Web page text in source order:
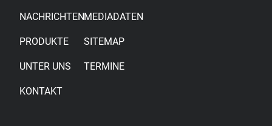
NACHRICHTEN
PRODUKTE
UNTER UNS
KONTAKT
MEDIADATEN
SITEMAP
TERMINE